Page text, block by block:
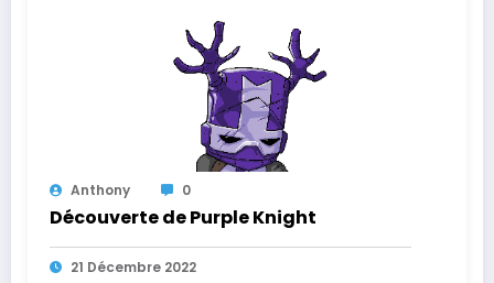
Anthony 0
Découverte de Purple Knight
21 Décembre 2022